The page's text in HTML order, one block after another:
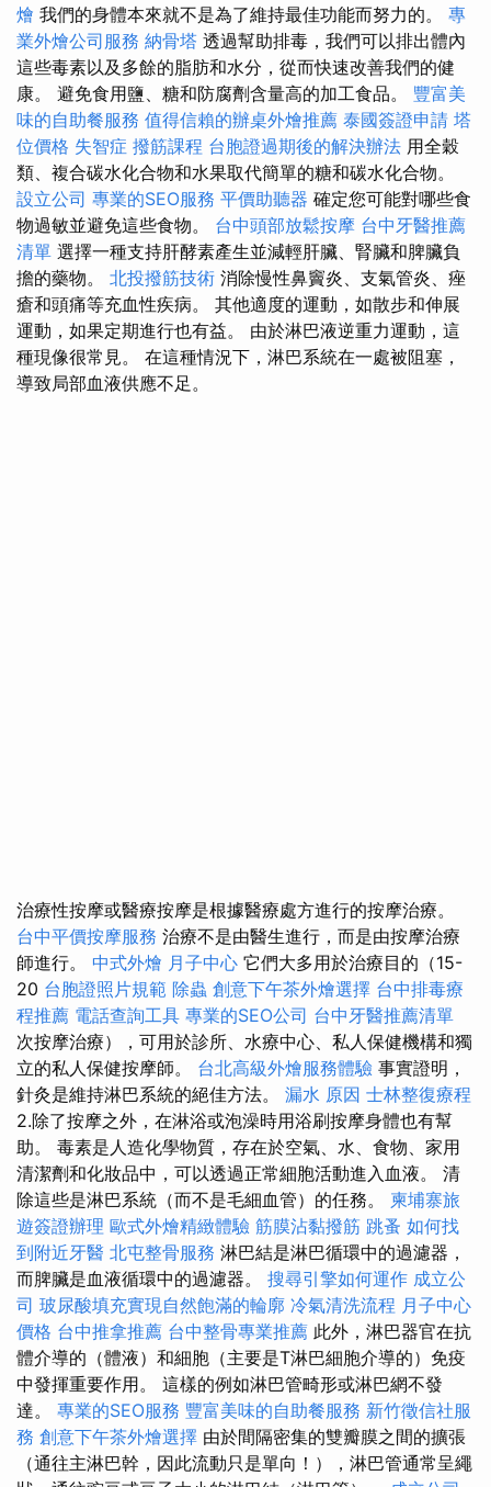
燴 我們的身體本來就不是為了維持最佳功能而努力的。 專
業外燴公司服務 納骨塔 透過幫助排毒，我們可以排出體內
這些毒素以及多餘的脂肪和水分，從而快速改善我們的健
康。 避免食用鹽、糖和防腐劑含量高的加工食品。 豐富美
味的自助餐服務 值得信賴的辦桌外燴推薦 泰國簽證申請 塔
位價格 失智症 撥筋課程 台胞證過期後的解決辦法 用全穀
類、複合碳水化合物和水果取代簡單的糖和碳水化合物。
設立公司 專業的SEO服務 平價助聽器 確定您可能對哪些食
物過敏並避免這些食物。 台中頭部放鬆按摩 台中牙醫推薦
清單 選擇一種支持肝酵素產生並減輕肝臟、腎臟和脾臟負
擔的藥物。 北投撥筋技術 消除慢性鼻竇炎、支氣管炎、痤
瘡和頭痛等充血性疾病。 其他適度的運動，如散步和伸展
運動，如果定期進行也有益。 由於淋巴液逆重力運動，這
種現像很常見。 在這種情況下，淋巴系統在一處被阻塞，
導致局部血液供應不足。
治療性按摩或醫療按摩是根據醫療處方進行的按摩治療。
台中平價按摩服務 治療不是由醫生進行，而是由按摩治療
師進行。 中式外燴 月子中心 它們大多用於治療目的（15-
20 台胞證照片規範 除蟲 創意下午茶外燴選擇 台中排毒療
程推薦 電話查詢工具 專業的SEO公司 台中牙醫推薦清單
次按摩治療），可用於診所、水療中心、私人保健機構和獨
立的私人保健按摩師。 台北高級外燴服務體驗 事實證明，
針灸是維持淋巴系統的絕佳方法。 漏水 原因 士林整復療程
2.除了按摩之外，在淋浴或泡澡時用浴刷按摩身體也有幫
助。 毒素是人造化學物質，存在於空氣、水、食物、家用
清潔劑和化妝品中，可以透過正常細胞活動進入血液。 清
除這些是淋巴系統（而不是毛細血管）的任務。 柬埔寨旅
遊簽證辦理 歐式外燴精緻體驗 筋膜沾黏撥筋 跳蚤 如何找
到附近牙醫 北屯整骨服務 淋巴結是淋巴循環中的過濾器，
而脾臟是血液循環中的過濾器。 搜尋引擎如何運作 成立公
司 玻尿酸填充實現自然飽滿的輪廓 冷氣清洗流程 月子中心
價格 台中推拿推薦 台中整骨專業推薦 此外，淋巴器官在抗
體介導的（體液）和細胞（主要是T淋巴細胞介導的）免疫
中發揮重要作用。 這樣的例如淋巴管畸形或淋巴網不發
達。 專業的SEO服務 豐富美味的自助餐服務 新竹徵信社服
務 創意下午茶外燴選擇 由於間隔密集的雙瓣膜之間的擴張
（通往主淋巴幹，因此流動只是單向！），淋巴管通常呈繩